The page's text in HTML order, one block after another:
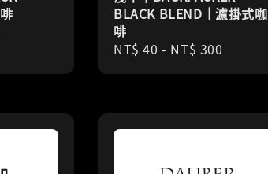
BLACK BLEND｜濾掛式咖
啡
Regular
NT$ 40 - NT$ 300